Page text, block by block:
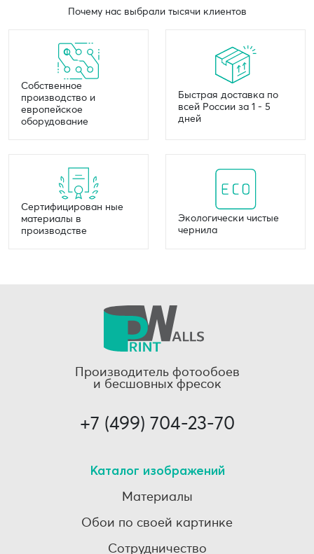
Почему нас выбрали тысячи клиентов
Собственное
производство и
европейское
оборудование
Быстрая доставка по
всей России за 1 - 5
дней
Сертифицирован ные
материалы в
производстве
Экологически чистые
чернила
Производитель фотообоев
и бесшовных фресок
+7 (499) 704-23-70
Каталог изображений
Материалы
Обои по своей картинке
Сотрудничество